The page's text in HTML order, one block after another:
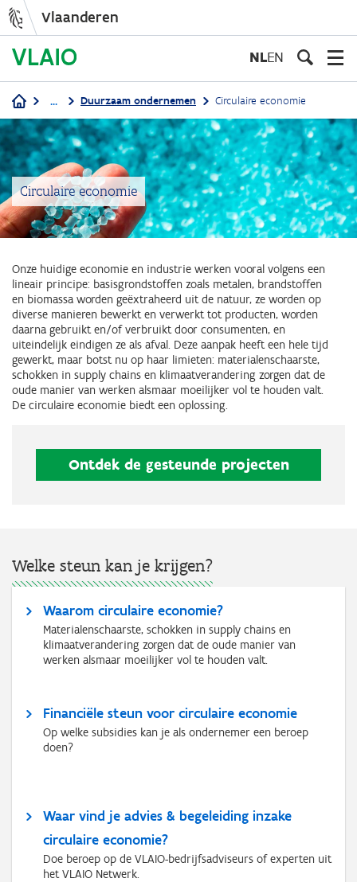
inhoud
gaan
Vlaanderen
NLEN
Kruimelpad
... Duurzaam ondernemen Circulaire economie
Circulaire economie
Onze huidige economie en industrie werken vooral volgens een
lineair principe: basisgrondstoffen zoals metalen, brandstoffen
en biomassa worden geëxtraheerd uit de natuur, ze worden op
diverse manieren bewerkt en verwerkt tot producten, worden
daarna gebruikt en/of verbruikt door consumenten, en
uiteindelijk eindigen ze als afval. Deze aanpak heeft een hele tijd
gewerkt, maar botst nu op haar limieten: materialenschaarste,
schokken in supply chains en klimaatverandering zorgen dat de
oude manier van werken alsmaar moeilijker vol te houden valt.
De circulaire economie biedt een oplossing.
Ontdek de gesteunde projecten
Welke steun kan je krijgen?
Waarom circulaire economie?
Materialenschaarste, schokken in supply chains en
klimaatverandering zorgen dat de oude manier van
werken alsmaar moeilijker vol te houden valt.
Financiële steun voor circulaire economie
Op welke subsidies kan je als ondernemer een beroep
doen?
Waar vind je advies & begeleiding inzake
circulaire economie?
Doe beroep op de VLAIO-bedrijfsadviseurs of experten uit
het VLAIO Netwerk.